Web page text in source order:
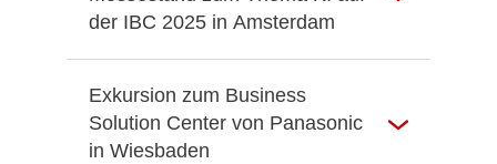
der IBC 2025 in Amsterdam
Exkursion zum Business
Solution Center von Panasonic
in Wiesbaden